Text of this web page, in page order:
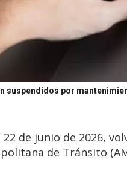
suspendidos por
22 de junio de 2026,
de Tránsito